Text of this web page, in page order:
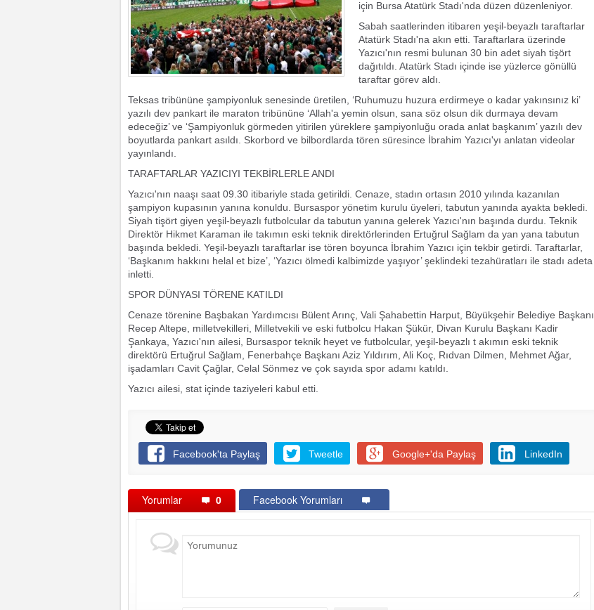
için Bursa Atatürk Stadı'nda düzen düzenleniyor.
Sabah saatlerinden itibaren yeşil-beyazlı taraftarlar
Atatürk Stadı'na akın etti. Taraftarlara üzerinde
Yazıcı'nın resmi bulunan 30 bin adet siyah tişört
dağıtıldı. Atatürk Stadı içinde ise yüzlerce gönüllü
taraftar görev aldı.
Teksas tribününe şampiyonluk senesinde üretilen, ‘Ruhumuzu huzura erdirmeye o kadar yakınsınız ki’
yazılı dev pankart ile maraton tribününe ‘Allah'a yemin olsun, sana söz olsun dik durmaya devam
edeceğiz’ ve ‘Şampiyonluk görmeden yitirilen yüreklere şampiyonluğu orada anlat başkanım’ yazılı dev
boyutlarda pankart asıldı. Skorbord ve bilbordlarda tören süresince İbrahim Yazıcı'yı anlatan videolar
yayınlandı.
TARAFTARLAR YAZICIYI TEKBİRLERLE ANDI
Yazıcı'nın naaşı saat 09.30 itibariyle stada getirildi. Cenaze, stadın ortasın 2010 yılında kazanılan
şampiyon kupasının yanına konuldu. Bursaspor yönetim kurulu üyeleri, tabutun yanında ayakta bekledi.
Siyah tişört giyen yeşil-beyazlı futbolcular da tabutun yanına gelerek Yazıcı'nın başında durdu. Teknik
Direktör Hikmet Karaman ile takımın eski teknik direktörlerinden Ertuğrul Sağlam da yan yana tabutun
başında bekledi. Yeşil-beyazlı taraftarlar ise tören boyunca İbrahim Yazıcı için tekbir getirdi. Taraftarlar,
‘Başkanım hakkını helal et bize’, ‘Yazıcı ölmedi kalbimizde yaşıyor’ şeklindeki tezahüratları ile stadı adeta
inletti.
SPOR DÜNYASI TÖRENE KATILDI
Cenaze törenine Başbakan Yardımcısı Bülent Arınç, Vali Şahabettin Harput, Büyükşehir Belediye Başkanı
Recep Altepe, milletvekilleri, Milletvekili ve eski futbolcu Hakan Şükür, Divan Kurulu Başkanı Kadir
Şankaya, Yazıcı'nın ailesi, Bursaspor teknik heyet ve futbolcular, yeşil-beyazlı t akımın eski teknik
direktörü Ertuğrul Sağlam, Fenerbahçe Başkanı Aziz Yıldırım, Ali Koç, Rıdvan Dilmen, Mehmet Ağar,
işadamları Cavit Çağlar, Celal Sönmez ve çok sayıda spor adamı katıldı.
Yazıcı ailesi, stat içinde taziyeleri kabul etti.
Facebook'ta Paylaş Tweetle Google+'da Paylaş LinkedIn
Yorumlar 0 Facebook Yorumları